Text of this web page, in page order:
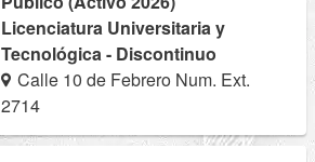
Licenciatura Universitaria y
Tecnológica - Discontinuo
Calle 10 de Febrero Num. Ext.
2714